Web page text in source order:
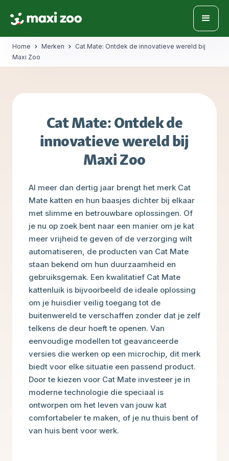
Home Merken
Cat Mate: Ontdek de innovatieve wereld bij
Maxi Zoo
Cat Mate: Ontdek de
innovatieve wereld bij
Maxi Zoo
Al meer dan dertig jaar brengt het merk Cat
Mate katten en hun baasjes dichter bij elkaar
met slimme en betrouwbare oplossingen. Of
je nu op zoek bent naar een manier om je kat
meer vrijheid te geven of de verzorging wilt
automatiseren, de producten van Cat Mate
staan bekend om hun duurzaamheid en
gebruiksgemak. Een kwalitatief Cat Mate
kattenluik is bijvoorbeeld de ideale oplossing
om je huisdier veilig toegang tot de
buitenwereld te verschaffen zonder dat je zelf
telkens de deur hoeft te openen. Van
eenvoudige modellen tot geavanceerde
versies die werken op een microchip, dit merk
biedt voor elke situatie een passend product.
Door te kiezen voor Cat Mate investeer je in
moderne technologie die speciaal is
ontworpen om het leven van jouw kat
comfortabeler te maken, of je nu thuis bent of
van huis bent voor werk.